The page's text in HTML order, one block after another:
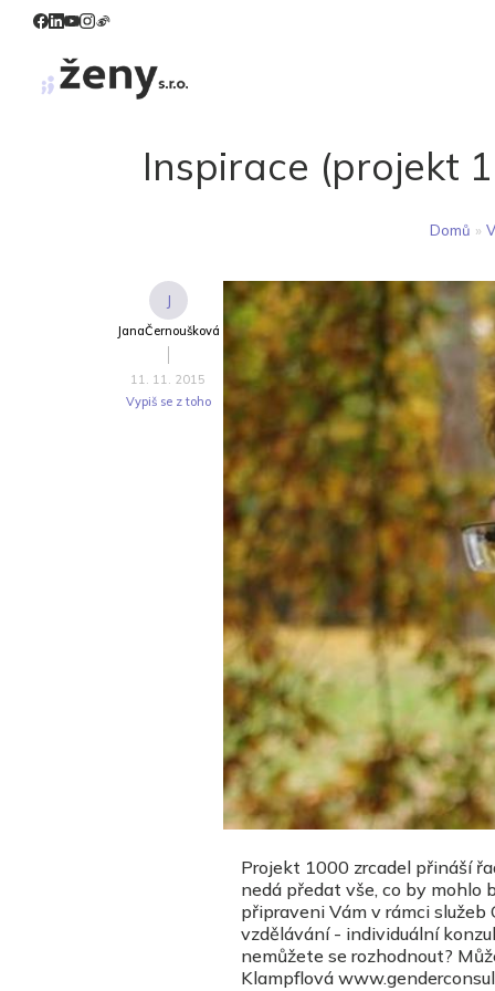
Inspirace (projekt
Domů »
J
JanaČernoušková
11. 11. 2015
Vypiš se z toho
Projekt 1000 zrcadel přináší
nedá předat vše, co by mohlo
připraveni Vám v rámci služeb
vzdělávání - individuální
nemůžete se rozhodnout?
Klampflová